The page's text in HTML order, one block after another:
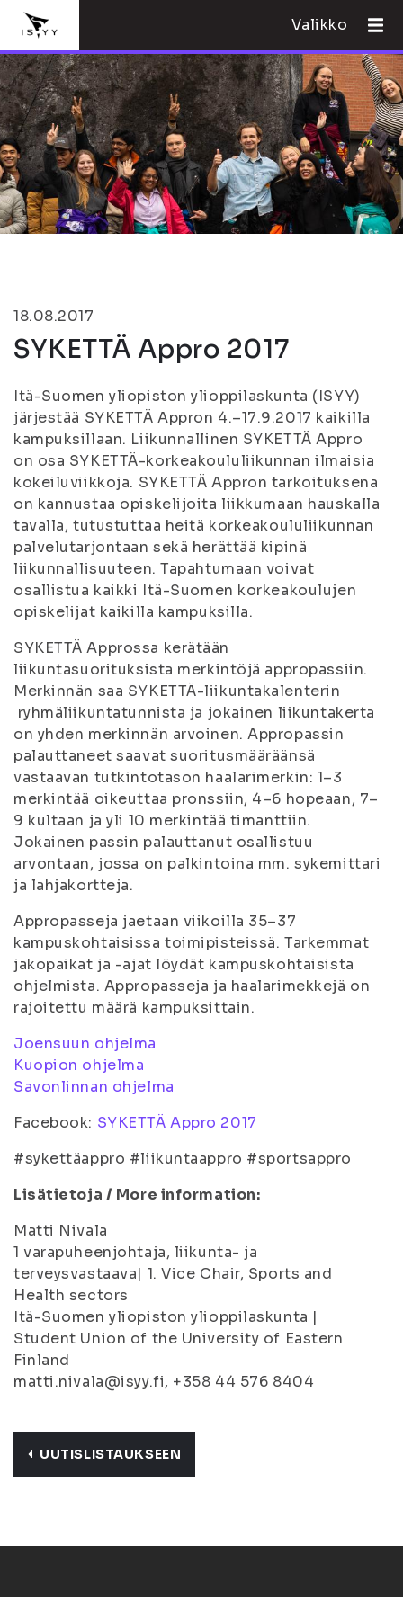
Valikko
18.08.2017
SYKETTÄ Appro 2017
Itä-Suomen yliopiston ylioppilaskunta (ISYY)
järjestää SYKETTÄ Appron 4.–17.9.2017 kaikilla
kampuksillaan. Liikunnallinen SYKETTÄ Appro
on osa SYKETTÄ-korkeakoululiikunnan ilmaisia
kokeiluviikkoja. SYKETTÄ Appron tarkoituksena
on kannustaa opiskelijoita liikkumaan hauskalla
tavalla, tutustuttaa heitä korkeakoululiikunnan
palvelutarjontaan sekä herättää kipinä
liikunnallisuuteen. Tapahtumaan voivat
osallistua kaikki Itä-Suomen korkeakoulujen
opiskelijat kaikilla kampuksilla.
SYKETTÄ Approssa kerätään
liikuntasuorituksista merkintöjä appropassiin.
Merkinnän saa SYKETTÄ-liikuntakalenterin
ryhmäliikuntatunnista ja jokainen liikuntakerta
on yhden merkinnän arvoinen. Appropassin
palauttaneet saavat suoritusmääräänsä
vastaavan tutkintotason haalarimerkin: 1–3
merkintää oikeuttaa pronssiin, 4–6 hopeaan, 7–
9 kultaan ja yli 10 merkintää timanttiin.
Jokainen passin palauttanut osallistuu
arvontaan, jossa on palkintoina mm. sykemittari
ja lahjakortteja.
Appropasseja jaetaan viikoilla 35–37
kampuskohtaisissa toimipisteissä. Tarkemmat
jakopaikat ja -ajat löydät kampuskohtaisista
ohjelmista. Appropasseja ja haalarimekkejä on
rajoitettu määrä kampuksittain.
Joensuun ohjelma
Kuopion ohjelma
Savonlinnan ohjelma
Facebook: SYKETTÄ Appro 2017
#sykettäappro #liikuntaappro #sportsappro
Lisätietoja / More information:
Matti Nivala
1 varapuheenjohtaja, liikunta- ja
terveysvastaava| 1. Vice Chair, Sports and
Health sectors
Itä-Suomen yliopiston ylioppilaskunta |
Student Union of the University of Eastern
Finland
matti.nivala@isyy.fi, +358 44 576 8404
UUTISLISTAUKSEEN